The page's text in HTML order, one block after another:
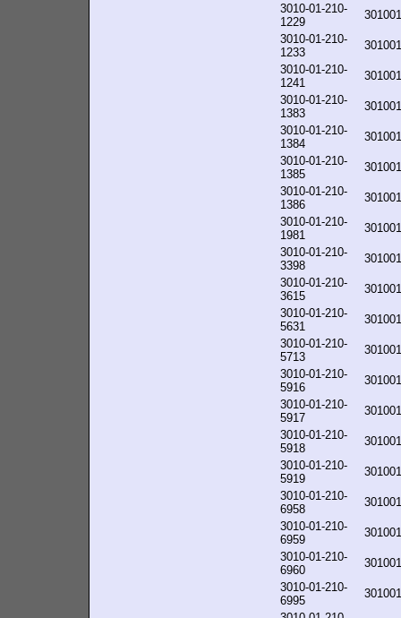
3010-01-210-
1229
3010-01-210-
1233
3010-01-210-
1241
3010-01-210-
1383
3010-01-210-
1384
3010-01-210-
1385
3010-01-210-
1386
3010-01-210-
1981
3010-01-210-
3398
3010-01-210-
3615
3010-01-210-
5631
3010-01-210-
5713
3010-01-210-
5916
3010-01-210-
5917
3010-01-210-
5918
3010-01-210-
5919
3010-01-210-
6958
3010-01-210-
6959
3010-01-210-
6960
3010-01-210-
6995